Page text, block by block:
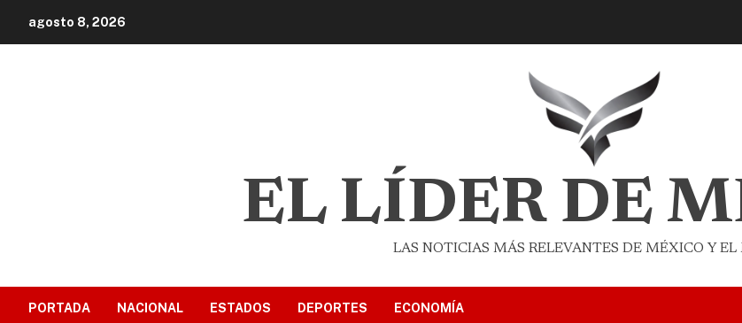
agosto 8, 2026
EL LÍDER DE
LAS NOTICIAS MÁS RELEVANTES DE MÉXICO Y
PORTADA NACIONAL ESTADOS DEPORTES ECONOMÍA